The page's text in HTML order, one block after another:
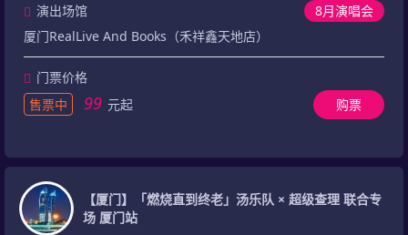
8月演唱会
演出场馆
厦门RealLive And Books（禾祥鑫天地店）
门票价格
售票中
99 元起 购票
【厦门】「燃烧直到终老」汤乐队 × 超级查理 联合专
场 厦门站